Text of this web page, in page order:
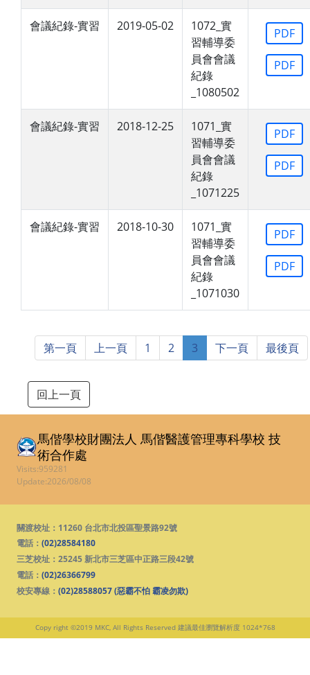
會議紀錄-實習 2019-05-02
1072_實
習輔導委
員會會議
紀錄
_1080502
PDF
PDF
會議紀錄-實習 2018-12-25
1071_實
習輔導委
員會會議
紀錄
_1071225
PDF
PDF
會議紀錄-實習 2018-10-30
1071_實
習輔導委
員會會議
紀錄
_1071030
PDF
PDF
第一頁 上一頁 1 2 3 下一頁 最後頁
回上一頁
馬偕學校財團法人 馬偕醫護管理專科學校技
術合作處
Visits:959281
Update:2026/08/08
關渡校址：11260 台北市北投區聖景路92號
電話：(02)28584180
三芝校址：25245 新北市三芝區中正路三段42號
電話：(02)26366799
校安專線：(02)28588057 (惡霸不怕 霸凌勿欺)
Copy right ©2019 MKC, All Rights Reserved 建議最佳瀏覽解析度 1024*768